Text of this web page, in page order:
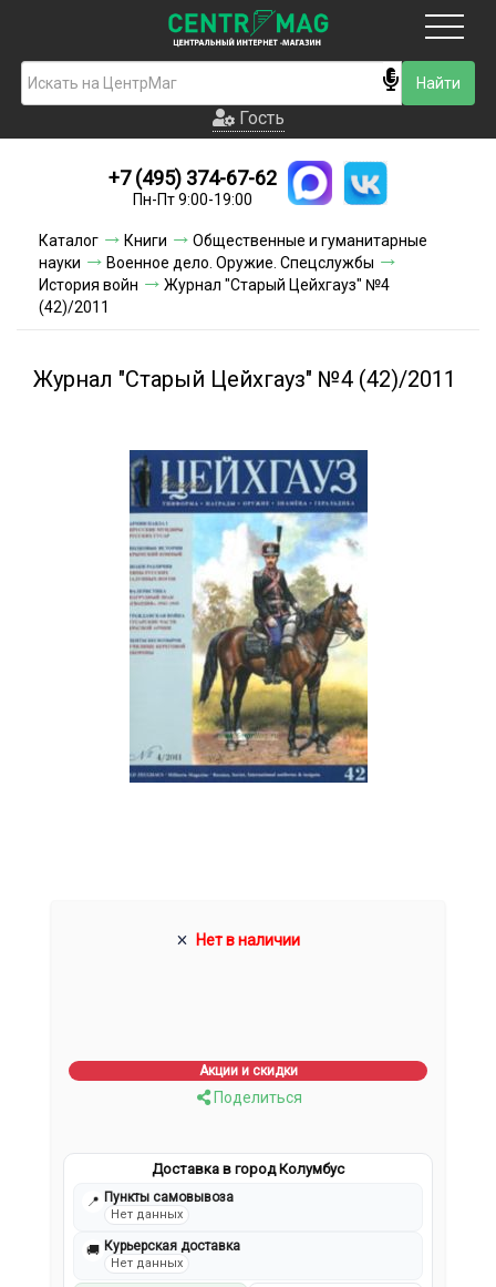
Гость
Новинки
Условия доставки
Условия оплаты
Акции и скидки
Гость
+7 (495) 374-67-62
Пн-Пт 9:00-19:00
Каталог Книги
Общественные и гуманитарные
науки
Военное дело. Оружие. Спецслужбы
История войн
Журнал "Старый Цейхгауз" №4
(42)/2011
Журнал "Старый Цейхгауз" №4 (42)/2011
Нет в наличии
Акции и скидки
Поделиться
Доставка в город Колумбус
📍 Пункты самовывоза
Нет данных
🚚 Курьерская доставка
Нет данных